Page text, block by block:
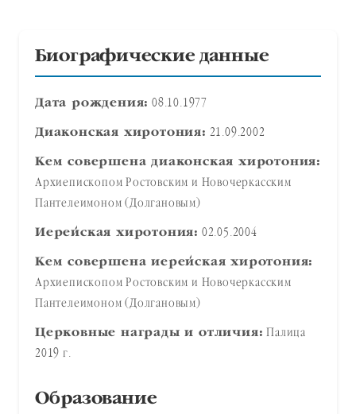
Биографические данные
Дата рождения: 08.10.1977
Диаконская хиротония: 21.09.2002
Кем совершена диаконская хиротония:
Архиепископом Ростовским и Новочеркасским
Пантелеимоном (Долгановым)
Иерейская хиротония: 02.05.2004
Кем совершена иерейская хиротония:
Архиепископом Ростовским и Новочеркасским
Пантелеимоном (Долгановым)
Церковные награды и отличия: Палица
2019 г.
Образование